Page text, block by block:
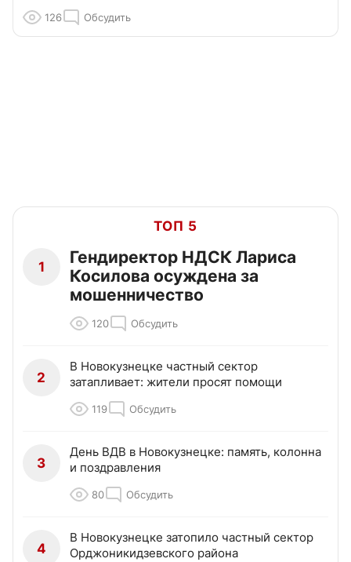
126 Обсудить
ТОП 5
1
Гендиректор НДСК Лариса
Косилова осуждена за
мошенничество
120 Обсудить
2
В Новокузнецке частный сектор
затапливает: жители просят помощи
119 Обсудить
3
День ВДВ в Новокузнецке: память, колонна
и поздравления
80 Обсудить
4
В Новокузнецке затопило частный сектор
Орджоникидзевского района